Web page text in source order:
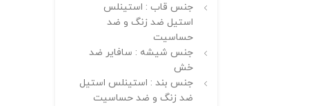
جنس قاب : استینلس
استیل ضد زنگ و ضد
حساسیت
جنس شیشه : سافایر ضد
خش
جنس بند : استینلس استیل
ضد زنگ و ضد حساسیت